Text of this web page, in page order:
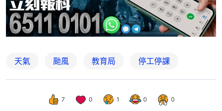
天氣 颱風 教育局 停工停課
7 0 1 0 0